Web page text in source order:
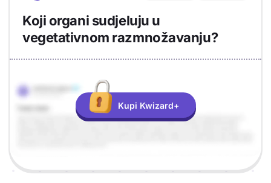
Koji organi sudjeluju u
vegetativnom razmnožavanju?
Odgovor
Objašnjenje
Kupi Kwizard+